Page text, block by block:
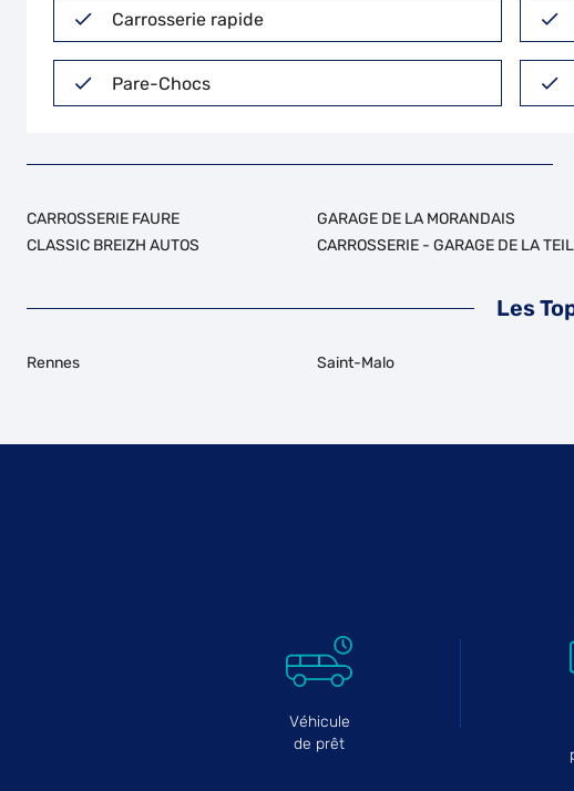
Carrosserie rapide
Pare-Chocs
CARROSSERIE FAURE
CLASSIC BREIZH AUTOS
GARAGE DE LA MORANDAIS
CARROSSERIE - GARAGE DE LA
Les
Rennes Saint-Malo
Véhicule
de prêt